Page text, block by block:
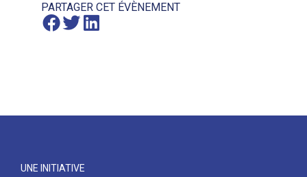
PARTAGER CET ÉVÈNEMENT
UNE INITIATIVE